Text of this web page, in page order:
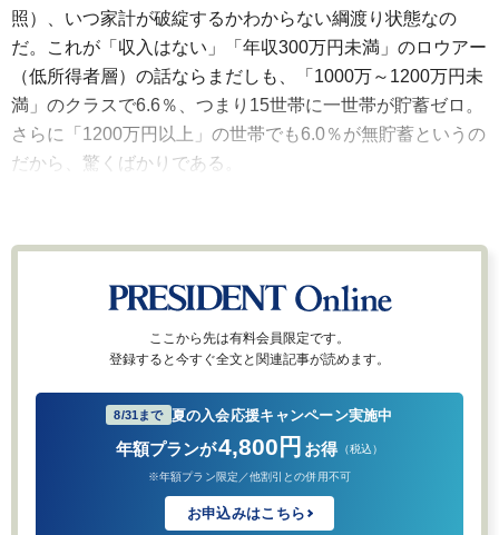
照）、いつ家計が破綻するかわからない綱渡り状態なの
だ。これが「収入はない」「年収300万円未満」のロウアー
（低所得者層）の話ならまだしも、「1000万～1200万円未
満」のクラスで6.6％、つまり15世帯に一世帯が貯蓄ゼロ。
さらに「1200万円以上」の世帯でも6.0％が無貯蓄というの
だから、驚くばかりである。
ここから先は有料会員限定です。
登録すると今すぐ全文と関連記事が読めます。
8/31まで 夏の入会応援キャンペーン実施中
年額プランが4,800円 お得 （税込）
※年額プラン限定／他割引との併用不可
お申込みはこちら